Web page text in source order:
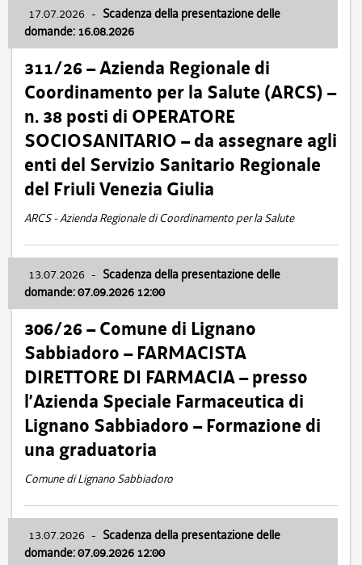
17.07.2026 - Scadenza della presentazione delle
domande: 16.08.2026
311/26 – Azienda Regionale di
Coordinamento per la Salute (ARCS) –
n. 38 posti di OPERATORE
SOCIOSANITARIO – da assegnare agli
enti del Servizio Sanitario Regionale
del Friuli Venezia Giulia
ARCS - Azienda Regionale di Coordinamento per la Salute
13.07.2026 - Scadenza della presentazione delle
domande: 07.09.2026 12:00
306/26 – Comune di Lignano
Sabbiadoro – FARMACISTA
DIRETTORE DI FARMACIA – presso
l’Azienda Speciale Farmaceutica di
Lignano Sabbiadoro – Formazione di
una graduatoria
Comune di Lignano Sabbiadoro
13.07.2026 - Scadenza della presentazione delle
domande: 07.09.2026 12:00